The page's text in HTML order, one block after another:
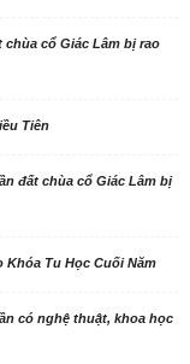
chùa cổ Giác Lâm bị rao
Tiên
đất chùa cổ Giác Lâm bị
Khóa Tu Học Cuối Năm
có nghệ thuật, khoa học